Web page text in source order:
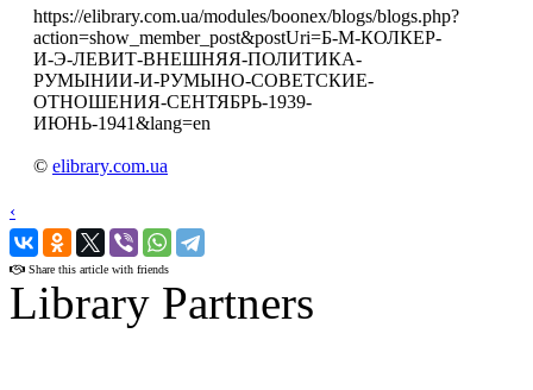
https://elibrary.com.ua/modules/boonex/blogs/blogs.php?
action=show_member_post&postUri=Б-М-КОЛКЕР-
И-Э-ЛЕВИТ-ВНЕШНЯЯ-ПОЛИТИКА-
РУМЫНИИ-И-РУМЫНО-СОВЕТСКИЕ-
ОТНОШЕНИЯ-СЕНТЯБРЬ-1939-
ИЮНЬ-1941&lang=en
© elibrary.com.ua
‹
›
Share this article with friends
Library Partners